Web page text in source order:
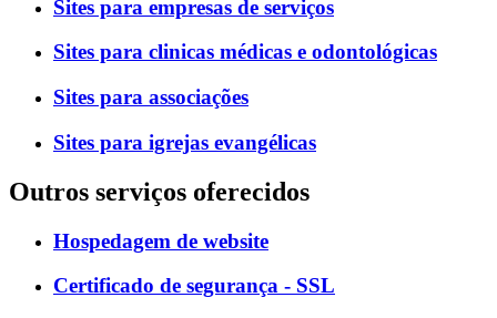
Sites para empresas de serviços
Sites para clinicas médicas e odontológicas
Sites para associações
Sites para igrejas evangélicas
Outros serviços oferecidos
Hospedagem de website
Certificado de segurança - SSL